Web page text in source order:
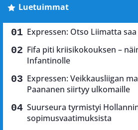
Luetuimmat
Expressen: Otso Liimatta
Fifa piti kriisikokouksen –
Infantinolle
Expressen: Veikkausliigan
Paananen siirtyy ulkomaille
Suurseura tyrmistyi
sopimusvaatimuksista